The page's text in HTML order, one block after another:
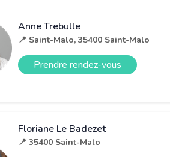
Anne Trebulle
📍 Saint-Malo, 35400 Saint-Malo
Prendre rendez-vous
Floriane Le Badezet
📍 35400 Saint-Malo